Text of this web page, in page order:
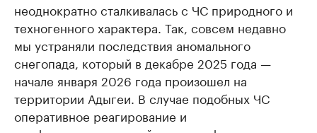
неоднократно сталкивалась с ЧС природного и
техногенного характера. Так, совсем недавно
мы устраняли последствия аномального
снегопада, который в декабре 2025 года —
начале января 2026 года произошел на
территории Адыгеи. В случае подобных ЧС
оперативное реагирование и